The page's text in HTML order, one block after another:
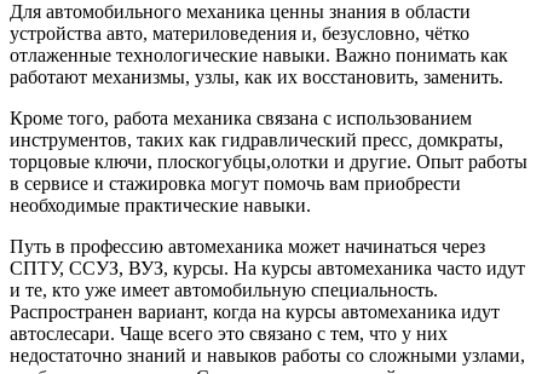
Для автомобильного механика ценны знания в области
устройства авто, материловедения и, безусловно, чётко
отлаженные технологические навыки. Важно понимать как
работают механизмы, узлы, как их восстановить, заменить.
Кроме того, работа механика связана с использованием
инструментов, таких как гидравлический пресс, домкраты,
торцовые ключи, плоскогубцы,олотки и другие. Опыт работы
в сервисе и стажировка могут помочь вам приобрести
необходимые практические навыки.
Путь в профессию автомеханика может начинаться через
СПТУ, ССУЗ, ВУЗ, курсы. На курсы автомеханика часто идут
и те, кто уже имеет автомобильную специальность.
Распространен вариант, когда на курсы автомеханика идут
автослесари. Чаще всего это связано с тем, что у них
недостаточно знаний и навыков работы со сложными узлами,